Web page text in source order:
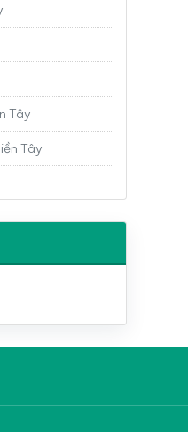
Tây
Tây
Tây
Tây